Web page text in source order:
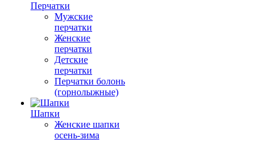
Перчатки
Мужские
перчатки
Женские
перчатки
Детские
перчатки
Перчатки болонь
(горнолыжные)
Шапки
Женские шапки
осень-зима